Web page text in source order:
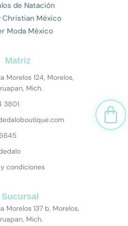
de Natación
Christian México
Moda México
Matriz
Morelos 124, Morelos,
Mich.
3801
condiciones
Sucursal
Morelos 137 b, Morelos,
Mich.